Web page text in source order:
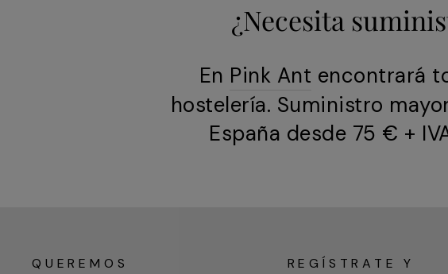
¿Necesita
En Pink Ant encontrará
hostelería. Suministro
España desde 75 € +
QUEREMOS
REGÍSTRATE Y